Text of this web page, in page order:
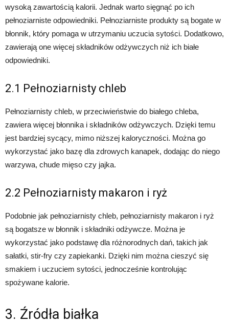
wysoką zawartością kalorii. Jednak warto sięgnąć po ich
pełnoziarniste odpowiedniki. Pełnoziarniste produkty są bogate w
błonnik, który pomaga w utrzymaniu uczucia sytości. Dodatkowo,
zawierają one więcej składników odżywczych niż ich białe
odpowiedniki.
2.1 Pełnoziarnisty chleb
Pełnoziarnisty chleb, w przeciwieństwie do białego chleba,
zawiera więcej błonnika i składników odżywczych. Dzięki temu
jest bardziej sycący, mimo niższej kaloryczności. Można go
wykorzystać jako bazę dla zdrowych kanapek, dodając do niego
warzywa, chude mięso czy jajka.
2.2 Pełnoziarnisty makaron i ryż
Podobnie jak pełnoziarnisty chleb, pełnoziarnisty makaron i ryż
są bogatsze w błonnik i składniki odżywcze. Można je
wykorzystać jako podstawę dla różnorodnych dań, takich jak
sałatki, stir-fry czy zapiekanki. Dzięki nim można cieszyć się
smakiem i uczuciem sytości, jednocześnie kontrolując
spożywane kalorie.
3. Źródła białka